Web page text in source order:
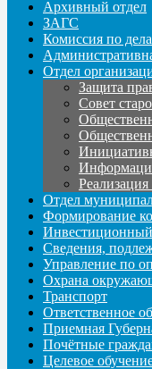
Архивный отдел
ЗАГС
Комиссия по
Отдел
Защита
Совет
Реализация
Отдел
Формирование
Инвестиционный
Сведения,
Управление по
Охрана
Транспорт
Ответственное
Приемная
Почётные
Целевое